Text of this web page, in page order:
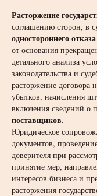
Расторжение
соглашению сторон, в
одностороннего
от основания
детального анализа
законодательства и
расторжение договора
убытков, начисления
включения сведений о
поставщиков.
Юридическое
документов,
доверителя при
принятие мер,
интересов бизнеса и
расторжения